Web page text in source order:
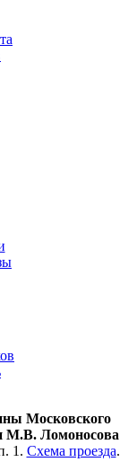
Московского
М.В. Ломоносова
1. Схема проезда.